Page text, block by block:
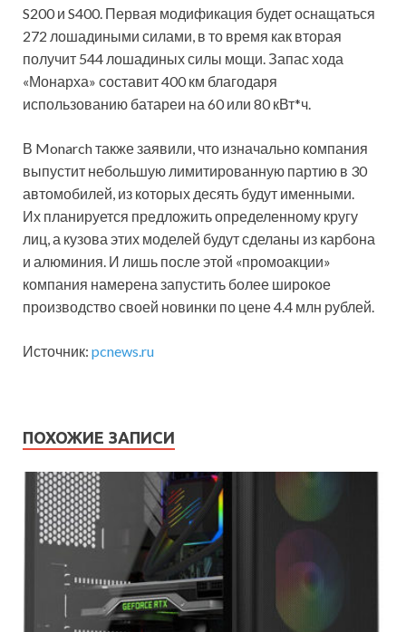
S200 и S400. Первая модификация будет оснащаться
272 лошадиными силами, в то время как вторая
получит 544 лошадиных силы мощи. Запас хода
«Монарха» составит 400 км благодаря
использованию батареи на 60 или 80 кВт*ч.
В Monarch также заявили, что изначально компания
выпустит небольшую лимитированную партию в 30
автомобилей, из которых десять будут именными.
Их планируется предложить определенному кругу
лиц, а кузова этих моделей будут сделаны из карбона
и алюминия. И лишь после этой «промоакции»
компания намерена запустить более широкое
производство своей новинки по цене 4.4 млн рублей.
Источник: pcnews.ru
ПОХОЖИЕ ЗАПИСИ